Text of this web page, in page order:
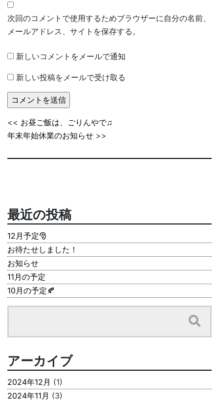
次回のコメントで使用するためブラウザーに自分の名前、
メールアドレス、サイトを保存する。
新しいコメントをメールで通知
新しい投稿をメールで受け取る
<< お昼ご飯は、ごりんやで♫
年末年始休業のお知らせ >>
最近の投稿
12月予定🎅
お待たせしました！
お知らせ
11月の予定
10月の予定🍂
アーカイブ
2024年12月 (1)
2024年11月 (3)